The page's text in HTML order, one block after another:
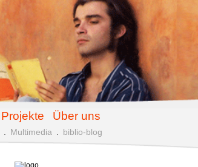
Projekte Über uns
Multimedia biblio-blog